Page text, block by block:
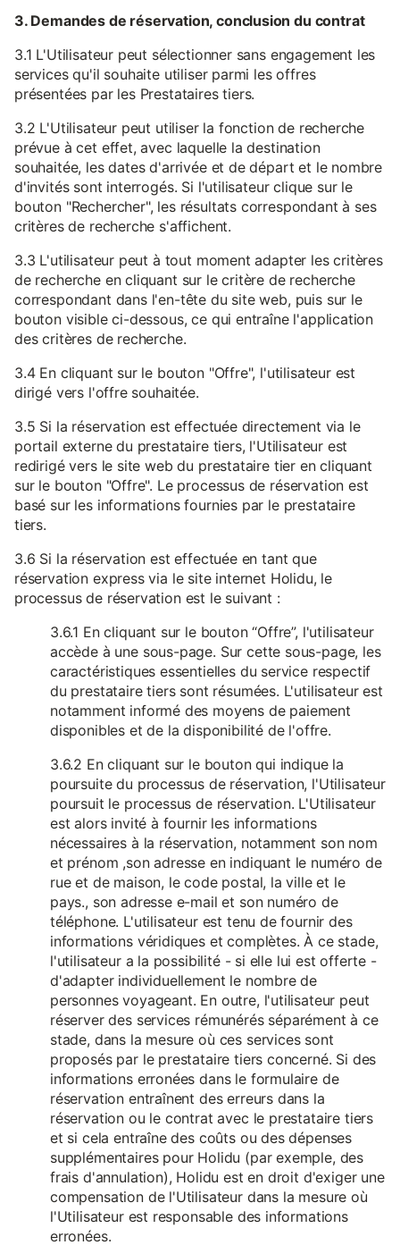
3. Demandes de réservation, conclusion du contrat
3.1 L'Utilisateur peut sélectionner sans engagement les
services qu'il souhaite utiliser parmi les offres
présentées par les Prestataires tiers.
3.2 L'Utilisateur peut utiliser la fonction de recherche
prévue à cet effet, avec laquelle la destination
souhaitée, les dates d'arrivée et de départ et le nombre
d'invités sont interrogés. Si l'utilisateur clique sur le
bouton "Rechercher", les résultats correspondant à ses
critères de recherche s'affichent.
3.3 L'utilisateur peut à tout moment adapter les critères
de recherche en cliquant sur le critère de recherche
correspondant dans l'en-tête du site web, puis sur le
bouton visible ci-dessous, ce qui entraîne l'application
des critères de recherche.
3.4 En cliquant sur le bouton "Offre", l'utilisateur est
dirigé vers l'offre souhaitée.
3.5 Si la réservation est effectuée directement via le
portail externe du prestataire tiers, l'Utilisateur est
redirigé vers le site web du prestataire tier en cliquant
sur le bouton "Offre". Le processus de réservation est
basé sur les informations fournies par le prestataire
tiers.
3.6 Si la réservation est effectuée en tant que
réservation express via le site internet Holidu, le
processus de réservation est le suivant :
3.6.1 En cliquant sur le bouton “Offre”, l'utilisateur
accède à une sous-page. Sur cette sous-page, les
caractéristiques essentielles du service respectif
du prestataire tiers sont résumées. L'utilisateur est
notamment informé des moyens de paiement
disponibles et de la disponibilité de l'offre.
3.6.2 En cliquant sur le bouton qui indique la
poursuite du processus de réservation, l'Utilisateur
poursuit le processus de réservation. L'Utilisateur
est alors invité à fournir les informations
nécessaires à la réservation, notamment son nom
et prénom ,son adresse en indiquant le numéro de
rue et de maison, le code postal, la ville et le
pays., son adresse e-mail et son numéro de
téléphone. L'utilisateur est tenu de fournir des
informations véridiques et complètes. À ce stade,
l'utilisateur a la possibilité - si elle lui est offerte -
d'adapter individuellement le nombre de
personnes voyageant. En outre, l'utilisateur peut
réserver des services rémunérés séparément à ce
stade, dans la mesure où ces services sont
proposés par le prestataire tiers concerné. Si des
informations erronées dans le formulaire de
réservation entraînent des erreurs dans la
réservation ou le contrat avec le prestataire tiers
et si cela entraîne des coûts ou des dépenses
supplémentaires pour Holidu (par exemple, des
frais d'annulation), Holidu est en droit d'exiger une
compensation de l'Utilisateur dans la mesure où
l'Utilisateur est responsable des informations
erronées.